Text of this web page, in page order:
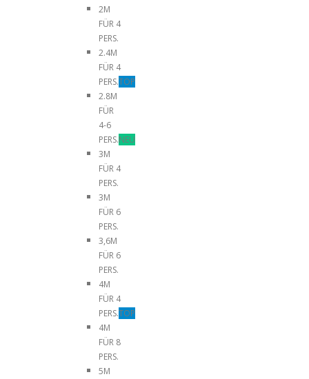
2M
FÜR 4
PERS.
2.4M
FÜR 4
PERS.TOP
2.8M
FÜR
4-6
PERS.NEU
3M
FÜR 4
PERS.
3M
FÜR 6
PERS.
3,6M
FÜR 6
PERS.
4M
FÜR 4
PERS.TOP
4M
FÜR 8
PERS.
5M